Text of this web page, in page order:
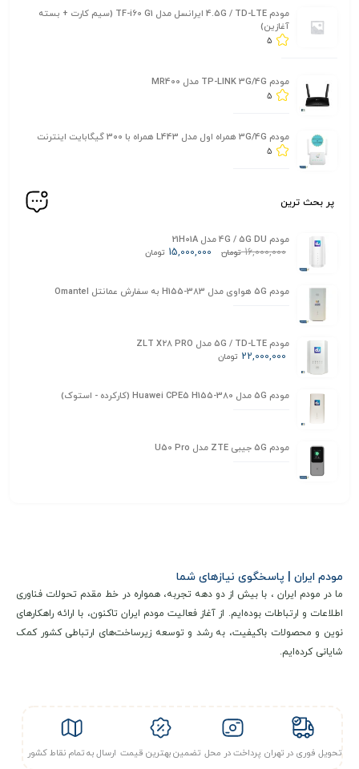
مودم 4.5G / TD-LTE ایرانسل مدل TF-i60 G1 (سیم کارت + بسته
آغازین)
5
مودم TP-LINK 3G/4G مدل MR400
5
مودم 3G/4G همراه اول مدل L443 همراه با 300 گیگابایت اینترنت
5
پر بحث ترین
مودم 4G / 5G DU مدل 21H01A
16,000,000 تومان 15,000,000 تومان
مودم 5G هواوی مدل H155-383 به سفارش عمانتل Omantel
مودم 5G / TD-LTE مدل ZLT X28 PRO
22,000,000 تومان
مودم 5G مدل Huawei CPE5 H155-380 (کارکرده - استوک)
مودم 5G جیبی ZTE مدل U50 Pro
مودم ایران | پاسخگوی نیازهای شما
ما در مودم ایران ، با بیش از دو دهه تجربه، همواره در خط مقدم تحولات فناوری
اطلاعات و ارتباطات بوده‌ایم. از آغاز فعالیت مودم ایران تاکنون، با ارائه راهکارهای
نوین و محصولات باکیفیت، به رشد و توسعه زیرساخت‌های ارتباطی کشور کمک
شایانی کرده‌ایم.
تحویل فوری در تهران پرداخت در محل تضمین بهترین قیمت ارسال به تمام نقاط کشور